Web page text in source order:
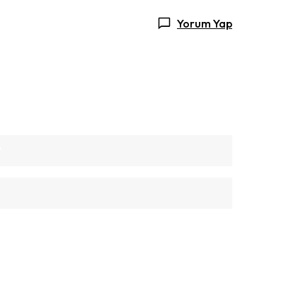
Yorum Yap